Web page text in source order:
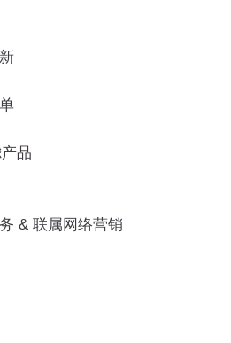
品
& 联属网络营销